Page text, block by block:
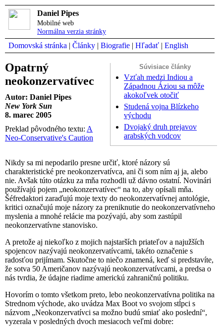
Daniel Pipes
Mobilné web
Normálna verzia stránky
Domovská stránka | Články | Biografie | Hľadať | English
Súvisiace články
Vzťah medzi Indiou a
Západnou Áziou sa môže
akokoľvek otočiť
Studená vojna Blízkeho
východu
Dvojaký druh prejavov
arabských vodcov
Opatrný
neokonzervatívec
Autor: Daniel Pipes
New York Sun
8. marec 2005
Preklad pôvodného textu: A
Neo-Conservative's Caution
Nikdy sa mi nepodarilo presne určiť, ktoré názory sú
charakteristické pre neokonzervatívca, ani či som ním aj ja, alebo
nie. Avšak túto otázku za mňa rozhodli už dávno ostatní. Novinári
používajú pojem „neokonzervatívec“ na to, aby opísali mňa.
Šéfredaktori zaraďujú moje texty do neokonzervatívnej antológie,
kritici označujú moje názory za preniknutie do neokonzervatívneho
myslenia a mnohé relácie ma pozývajú, aby som zastúpil
neokonzervatívne stanovisko.
A pretože aj niekoľko z mojich najstarších priateľov a najužších
spojencov nazývajú neokonzervatívcami, takéto označenie s
radosťou prijímam. Skutočne to niečo znamená, keď si predstavíte,
že sotva 50 Američanov nazývajú neokonzervatívcami, a predsa o
nás tvrdia, že údajne riadime americkú zahraničnú politiku.
Hovorím o tomto všetkom preto, lebo neokonzervatívna politika na
Strednom východe, ako uvádza Max Boot vo svojom stĺpci s
názvom „Neokonzervatívci sa možno budú smiať ako poslední“,
vyzerala v posledných dvoch mesiacoch veľmi dobre: